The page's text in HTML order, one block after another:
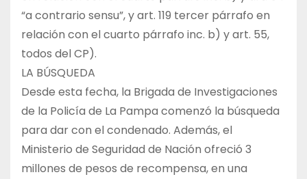
“a contrario sensu”, y art. 119 tercer párrafo en
relación con el cuarto párrafo inc. b) y art. 55,
todos del CP).
LA BÚSQUEDA
Desde esta fecha, la Brigada de Investigaciones
de la Policía de La Pampa comenzó la búsqueda
para dar con el condenado. Además, el
Ministerio de Seguridad de Nación ofreció 3
millones de pesos de recompensa, en una